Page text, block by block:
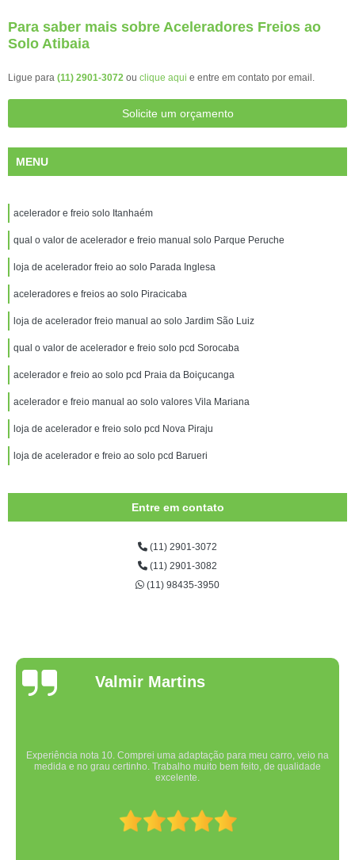
Para saber mais sobre Aceleradores Freios ao
Solo Atibaia
Ligue para (11) 2901-3072 ou clique aqui e entre em contato por email.
Solicite um orçamento
MENU
acelerador e freio solo Itanhaém
qual o valor de acelerador e freio manual solo Parque Peruche
loja de acelerador freio ao solo Parada Inglesa
aceleradores e freios ao solo Piracicaba
loja de acelerador freio manual ao solo Jardim São Luiz
qual o valor de acelerador e freio solo pcd Sorocaba
acelerador e freio ao solo pcd Praia da Boiçucanga
acelerador e freio manual ao solo valores Vila Mariana
loja de acelerador e freio solo pcd Nova Piraju
loja de acelerador e freio ao solo pcd Barueri
Entre em contato
(11) 2901-3072
(11) 2901-3082
(11) 98435-3950
Valmir Martins
Experiência nota 10. Comprei uma adaptação para meu carro, veio na
medida e no grau certinho. Trabalho muito bem feito, de qualidade
excelente.